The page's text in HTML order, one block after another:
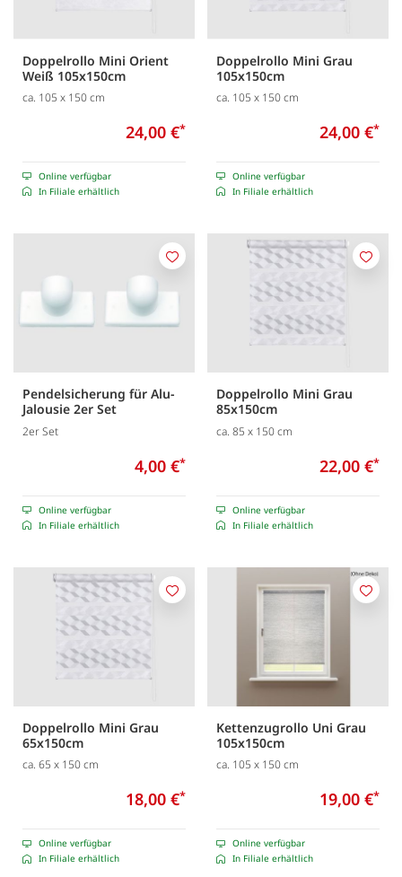
Doppelrollo Mini Orient
Weiß 105x150cm
ca. 105 x 150 cm
24,00 €*
Online verfügbar
In Filiale erhältlich
Doppelrollo Mini Grau
105x150cm
ca. 105 x 150 cm
24,00 €*
Online verfügbar
In Filiale erhältlich
Pendelsicherung für Alu-
Jalousie 2er Set
2er Set
4,00 €*
Online verfügbar
In Filiale erhältlich
Merken
Doppelrollo Mini Grau
85x150cm
ca. 85 x 150 cm
22,00 €*
Online verfügbar
In Filiale erhältlich
Doppelrollo Mini Grau
65x150cm
ca. 65 x 150 cm
18,00 €*
Online verfügbar
In Filiale erhältlich
Merken
Kettenzugrollo Uni Grau
105x150cm
ca. 105 x 150 cm
19,00 €*
Online verfügbar
In Filiale erhältlich